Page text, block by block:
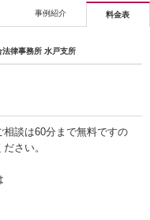
事例紹介 料金表
律事務所 水戸支所
談は60分まで無料ですの
さい。